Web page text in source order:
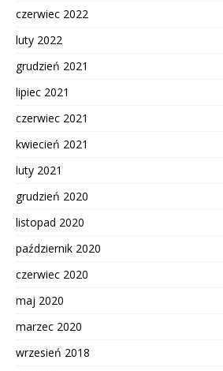
czerwiec 2022
luty 2022
grudzień 2021
lipiec 2021
czerwiec 2021
kwiecień 2021
luty 2021
grudzień 2020
listopad 2020
październik 2020
czerwiec 2020
maj 2020
marzec 2020
wrzesień 2018